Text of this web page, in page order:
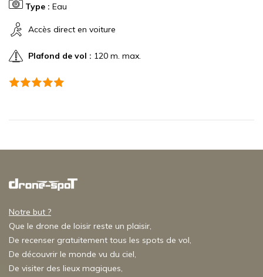
Type : Eau
Accès direct en voiture
Plafond de vol : 120 m. max.
Notre but ?
Que le drone de loisir reste un plaisir,
De recenser gratuitement tous les spots de vol,
De découvrir le monde vu du ciel,
De visiter des lieux magiques,